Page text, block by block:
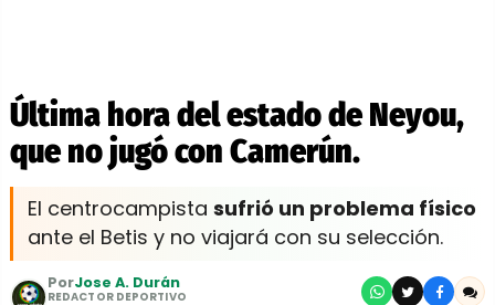
Última hora del estado de Neyou,
que no jugó con Camerún.
El centrocampista sufrió un problema físico
ante el Betis y no viajará con su selección.
PorJose A. Durán
REDACTOR DEPORTIVO